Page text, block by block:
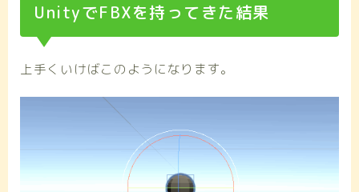
UnityでFBXを持ってきた結果
上手くいけばこのようになります。